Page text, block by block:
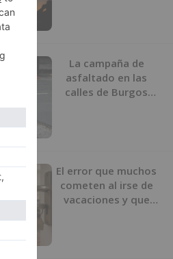
La campaña de
asfaltado en las
calles de Burgos
El error que muchos
cometen al irse de
vacaciones y que